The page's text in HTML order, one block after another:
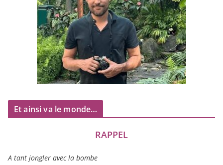
Et ainsi va le monde…
RAPPEL
A tant jon­gler avec la bombe